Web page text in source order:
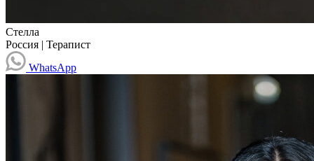
Стелла
Россия | Терапист
WhatsApp